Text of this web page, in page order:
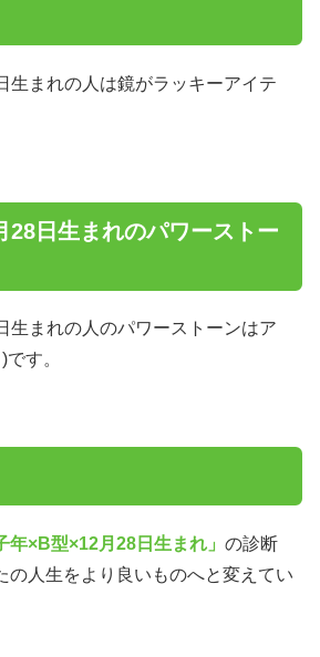
生まれの人は鏡がラッキーアイテ
28日生まれのパワーストー
生まれの人のパワーストーンはア
す。
年×B型×12月28日生まれ」 の診断
の人生をより良いものへと変えてい